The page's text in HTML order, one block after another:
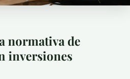
normativa de
inversiones